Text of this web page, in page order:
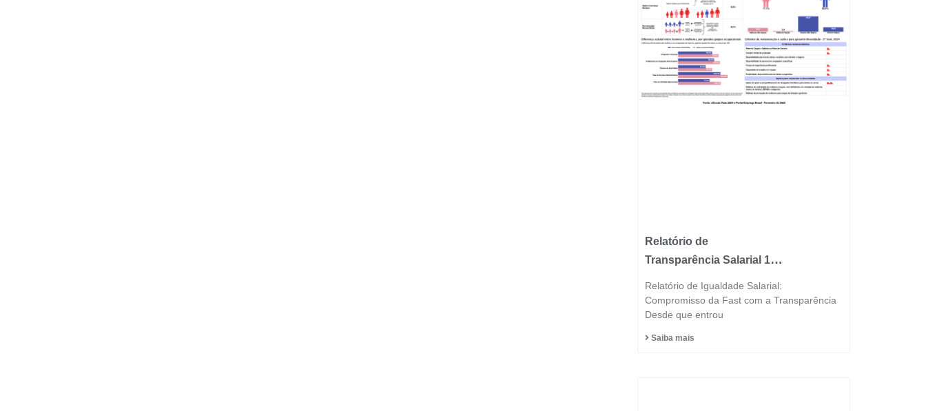
Relatório de
Transparência Salarial 1º
Relatório de Igualdade Salarial:
Compromisso da Fast com a Transparência
Desde que entrou
Saiba mais